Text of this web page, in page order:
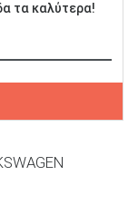
τα καλύτερα!